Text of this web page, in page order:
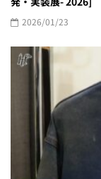
2026/01/23